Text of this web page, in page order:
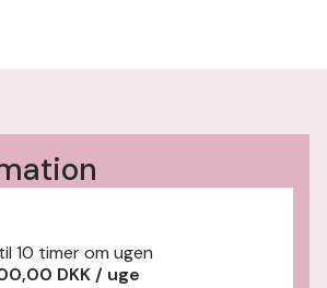
10 timer om ugen
DKK / uge